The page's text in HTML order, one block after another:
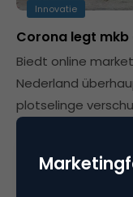
Innovatie
Corona legt
Biedt online
Nederland
plotselinge